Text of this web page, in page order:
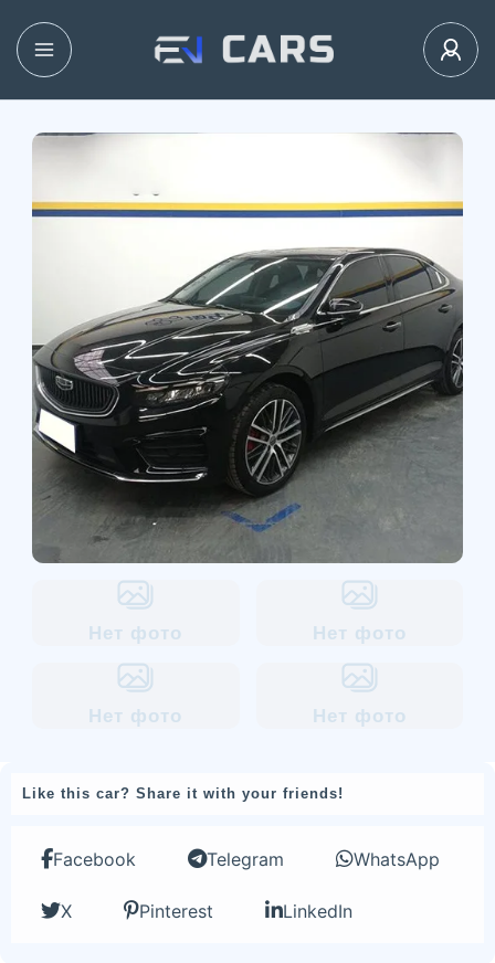
Нет фото Нет фото
Нет фото Нет фото
Like this car? Share it with your friends!
Facebook Telegram WhatsApp
X Pinterest LinkedIn